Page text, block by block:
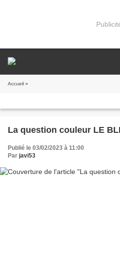
Accueil »
La question couleur LE
Publié le 03/02/2023 à 11:00
Par javi53